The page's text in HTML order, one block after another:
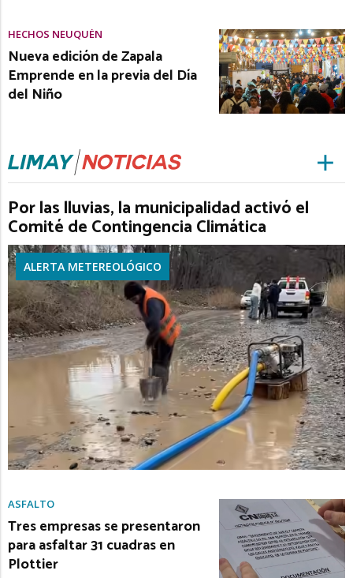
HECHOS NEUQUÉN
Nueva edición de Zapala
Emprende en la previa del Día
del Niño
Por las lluvias, la municipalidad activó el
Comité de Contingencia Climática
ALERTA METEREOLÓGICO
ASFALTO
Tres empresas se presentaron
para asfaltar 31 cuadras en
Plottier